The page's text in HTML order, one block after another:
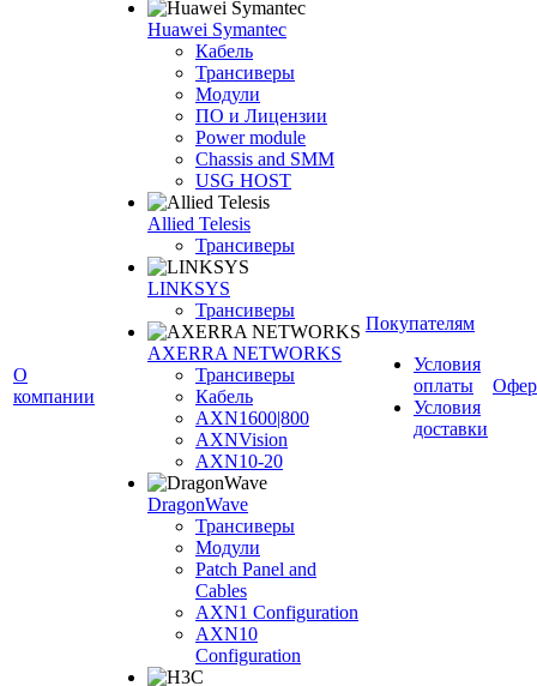
О
компании
Huawei Symantec
Кабель
Трансиверы
Модули
ПО и Лицензии
Power module
Chassis and SMM
USG HOST
Allied Telesis
Трансиверы
LINKSYS
Трансиверы
AXERRA NETWORKS
Трансиверы
Кабель
AXN1600|800
AXNVision
AXN10-20
DragonWave
Трансиверы
Модули
Patch Panel and
Cables
AXN1 Configuration
AXN10
Configuration
Покупателям
Условия
оплаты
Условия
доставки